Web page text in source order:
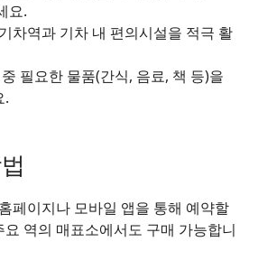
요.
차역과 기차 내 편의시설을 적극 활
필요한 물품(간식, 음료, 책 등)을
.
페이지나 모바일 앱을 통해 예약할
역의 매표소에서도 구매 가능합니